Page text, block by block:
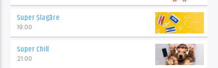
Super Șlagăre
19:00
Super Chill
21:00